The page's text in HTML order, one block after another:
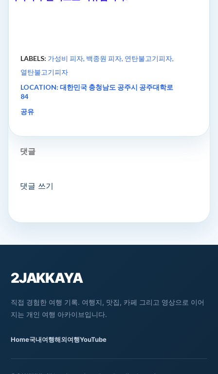
LABELS: 가성비 피자 백종원 피자 연탄불고기피자
열탄불고기피자
LOCATION: 대한민국 충청남도 공주시 공주대학로
84
공유
댓글
댓글 쓰기
2JAKKAYA
직접 경험한 여행 기록. 여행지, 맛집, 카페 그리고 영상으로 이어
지는 개인 여행 아카이브입니다.
Home국내여행해외여행YouTube